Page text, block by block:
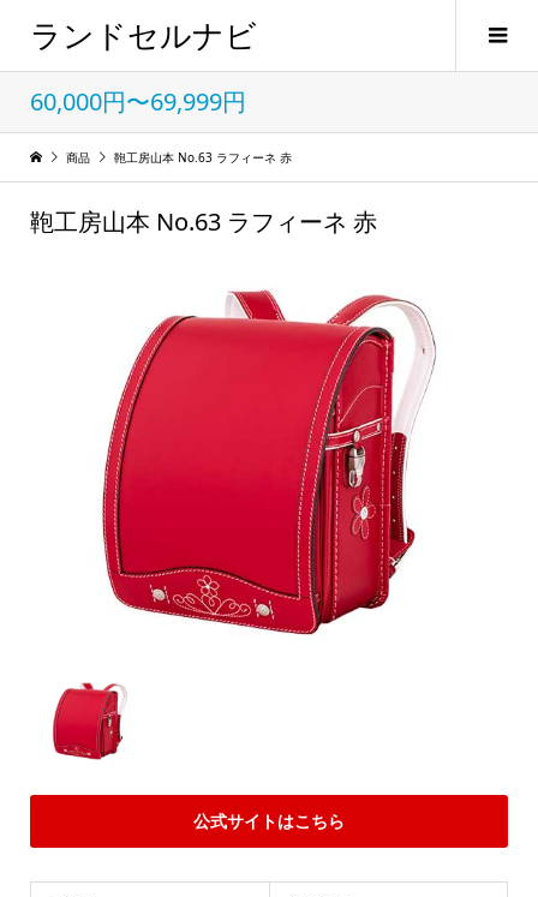
ランドセルナビ
60,000円〜69,999円
商品 鞄工房山本 No.63 ラフィーネ 赤
鞄工房山本 No.63 ラフィーネ 赤
公式サイトはこちら